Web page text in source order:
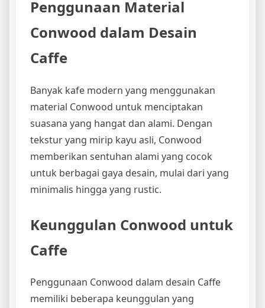
Penggunaan Material
Conwood dalam Desain
Caffe
Banyak kafe modern yang menggunakan
material Conwood untuk menciptakan
suasana yang hangat dan alami. Dengan
tekstur yang mirip kayu asli, Conwood
memberikan sentuhan alami yang cocok
untuk berbagai gaya desain, mulai dari yang
minimalis hingga yang rustic.
Keunggulan Conwood untuk
Caffe
Penggunaan Conwood dalam desain Caffe
memiliki beberapa keunggulan yang